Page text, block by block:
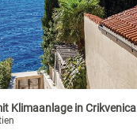
Klimaanlage in Crikvenica